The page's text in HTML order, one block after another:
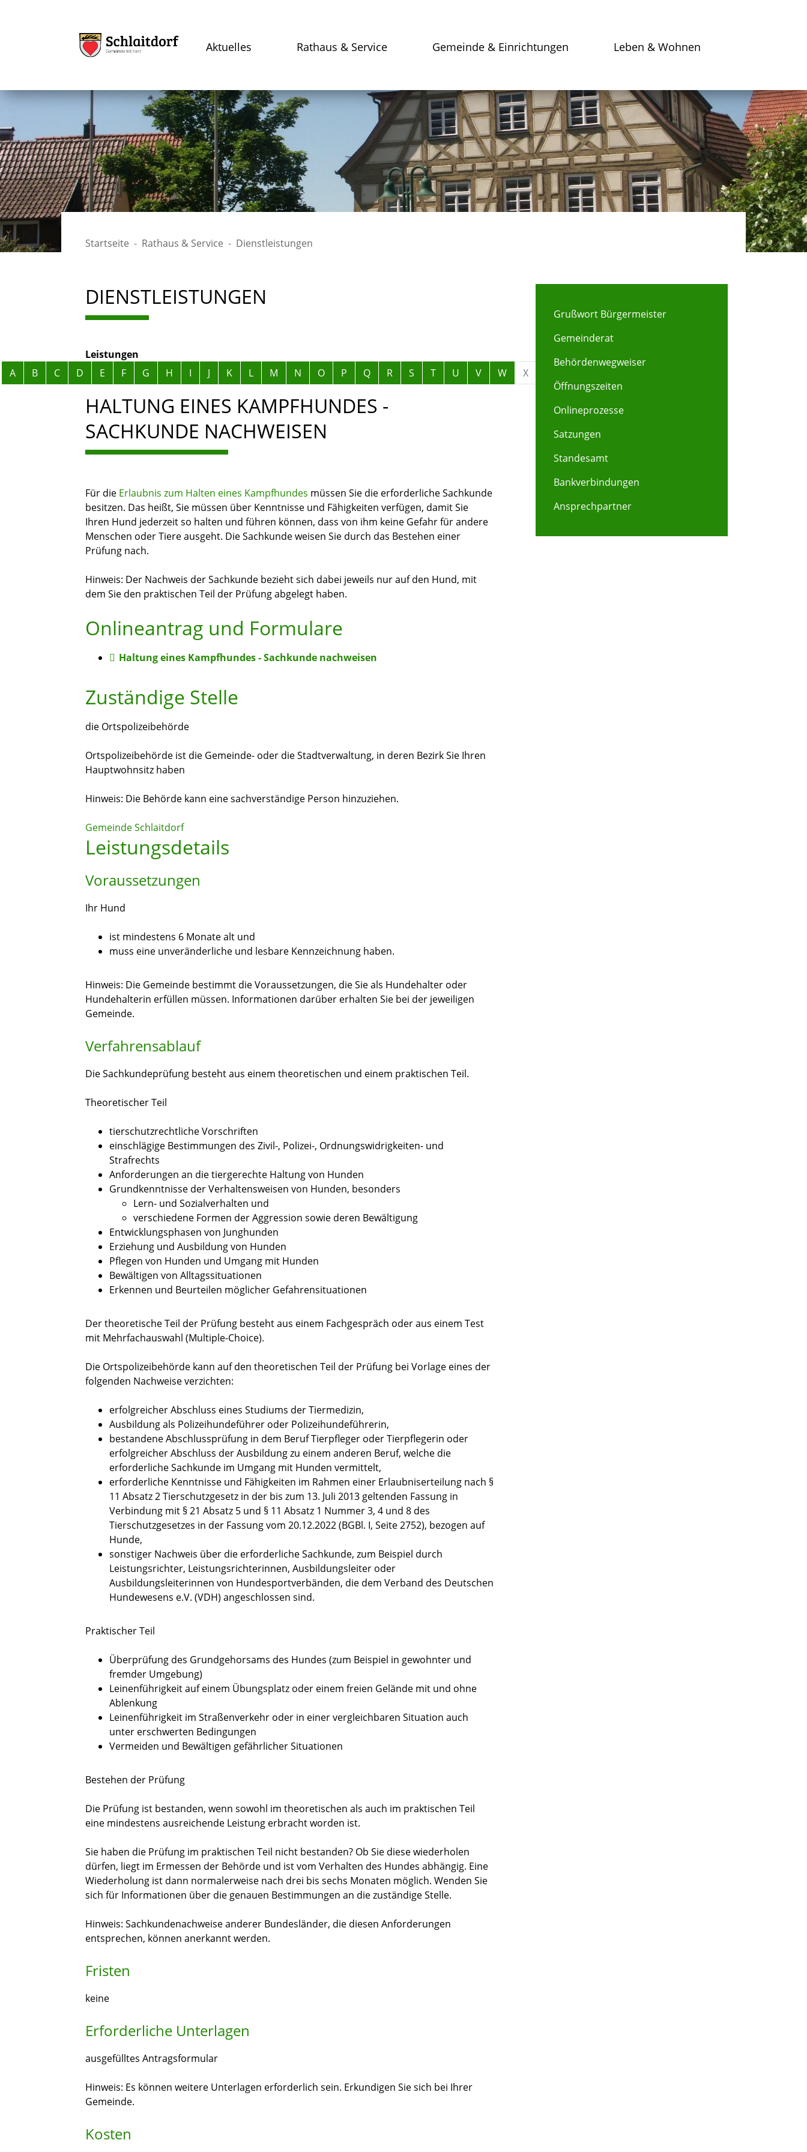
Aktuelles Rathaus & Service Gemeinde & Einrichtungen Leben & Wohnen
Startseite Rathaus & Service Dienstleistungen
DIENSTLEISTUNGEN
Leistungen
Alphabetisches Register überspringen
A B C D E F G H I J K L M N O P Q R S T U V W X
HALTUNG EINES KAMPFHUNDES -
SACHKUNDE NACHWEISEN
Für die Erlaubnis zum Halten eines Kampfhundes müssen Sie die erforderliche Sachkunde
besitzen. Das heißt, Sie müssen über Kenntnisse und Fähigkeiten verfügen, damit Sie
Ihren Hund jederzeit so halten und führen können, dass von ihm keine Gefahr für andere
Menschen oder Tiere ausgeht. Die Sachkunde weisen Sie durch das Bestehen einer
Prüfung nach.
Hinweis: Der Nachweis derSachkunde bezieht sich dabei jeweils nur auf den Hund, mit
dem Sie den praktischen Teil der Prüfung abgelegt haben.
Onlineantrag und Formulare
Haltung eines Kampfhundes - Sachkunde nachweisen
Zuständige Stelle
die Ortspolizeibehörde
Ortspolizeibehörde ist die Gemeinde- oder die Stadtverwaltung, in deren Bezirk Sie Ihren
Hauptwohnsitz haben
Hinweis: Die Behörde kann eine sachverständige Person hinzuziehen.
Gemeinde Schlaitdorf
Leistungsdetails
Voraussetzungen
Ihr Hund
ist mindestens 6 Monate alt und
muss eine unveränderliche und lesbare Kennzeichnung haben.
Hinweis: Die Gemeinde bestimmt die Voraussetzungen, die Sie als Hundehalter oder
Hundehalterin erfüllen müssen. Informationen darüber erhalten Sie bei der jeweiligen
Gemeinde.
Verfahrensablauf
Die Sachkundeprüfung besteht aus einem theoretischen und einem praktischen Teil.
Theoretischer Teil
tierschutzrechtliche Vorschriften
einschlägige Bestimmungen des Zivil-, Polizei-, Ordnungswidrigkeiten- und
Strafrechts
Anforderungen an die tiergerechte Haltung von Hunden
Grundkenntnisse der Verhaltensweisen von Hunden, besonders
Lern- und Sozialverhalten und
verschiedene Formen der Aggression sowie deren Bewältigung
Entwicklungsphasen von Junghunden
Erziehung und Ausbildung von Hunden
Pflegen von Hunden und Umgang mit Hunden
Bewältigen von Alltagssituationen
Erkennen und Beurteilen möglicher Gefahrensituationen
Der theoretische Teil der Prüfung besteht aus einem Fachgespräch oder aus einem Test
mit Mehrfachauswahl (Multiple-Choice).
Die Ortspolizeibehörde kann auf den theoretischen Teil der Prüfung bei Vorlage eines der
folgenden Nachweise verzichten:
erfolgreicher Abschluss eines Studiums der Tiermedizin,
Ausbildung als Polizeihundeführer oder Polizeihundeführerin,
bestandene Abschlussprüfung in dem Beruf Tierpfleger oder Tierpflegerin oder
erfolgreicher Abschluss der Ausbildung zu einem anderen Beruf, welche die
erforderliche Sachkunde im Umgang mit Hunden vermittelt,
erforderliche Kenntnisse und Fähigkeiten im Rahmen einer Erlaubniserteilung nach §
11 Absatz 2 Tierschutzgesetz in der bis zum 13. Juli 2013 geltenden Fassung in
Verbindung mit § 21 Absatz 5 und § 11 Absatz 1 Nummer 3, 4 und 8 des
Tierschutzgesetzes in der Fassung vom 20.12.2022 (BGBl. I, Seite 2752), bezogen auf
Hunde,
sonstiger Nachweis über die erforderliche Sachkunde, zum Beispiel durch
Leistungsrichter, Leistungsrichterinnen, Ausbildungsleiter oder
Ausbildungsleiterinnen von Hundesportverbänden, die dem Verband des Deutschen
Hundewesens e.V. (VDH) angeschlossen sind.
Praktischer Teil
Überprüfung des Grundgehorsams des Hundes (zum Beispiel in gewohnter und
fremder Umgebung)
Leinenführigkeit auf einem Übungsplatz oder einem freien Gelände mit und ohne
Ablenkung
Leinenführigkeit im Straßenverkehr oder in einer vergleichbaren Situation auch
unter erschwerten Bedingungen
Vermeiden und Bewältigen gefährlicher Situationen
Bestehen der Prüfung
Die Prüfung ist bestanden, wenn sowohl im theoretischen als auch im praktischen Teil
eine mindestens ausreichende Leistung erbracht worden ist.
Sie haben die Prüfung im praktischen Teil nicht bestanden? Ob Sie diese wiederholen
dürfen, liegt im Ermessen der Behörde und ist vom Verhalten des Hundes abhängig. Eine
Wiederholung ist dann normalerweise nach drei bis sechs Monaten möglich. Wenden Sie
sich für Informationen über die genauen Bestimmungen an die zuständige Stelle.
Hinweis: Sachkundenachweise anderer Bundesländer, die diesen Anforderungen
entsprechen, können anerkannt werden.
Fristen
keine
Erforderliche Unterlagen
ausgefülltes Antragsformular
Hinweis: Es können weitere Unterlagen erforderlich sein. Erkundigen Sie sich bei Ihrer
Gemeinde.
Kosten
Grußwort Bürgermeister
Gemeinderat
Behördenwegweiser
Öffnungszeiten
Onlineprozesse
Satzungen
Standesamt
Bankverbindungen
Ansprechpartner